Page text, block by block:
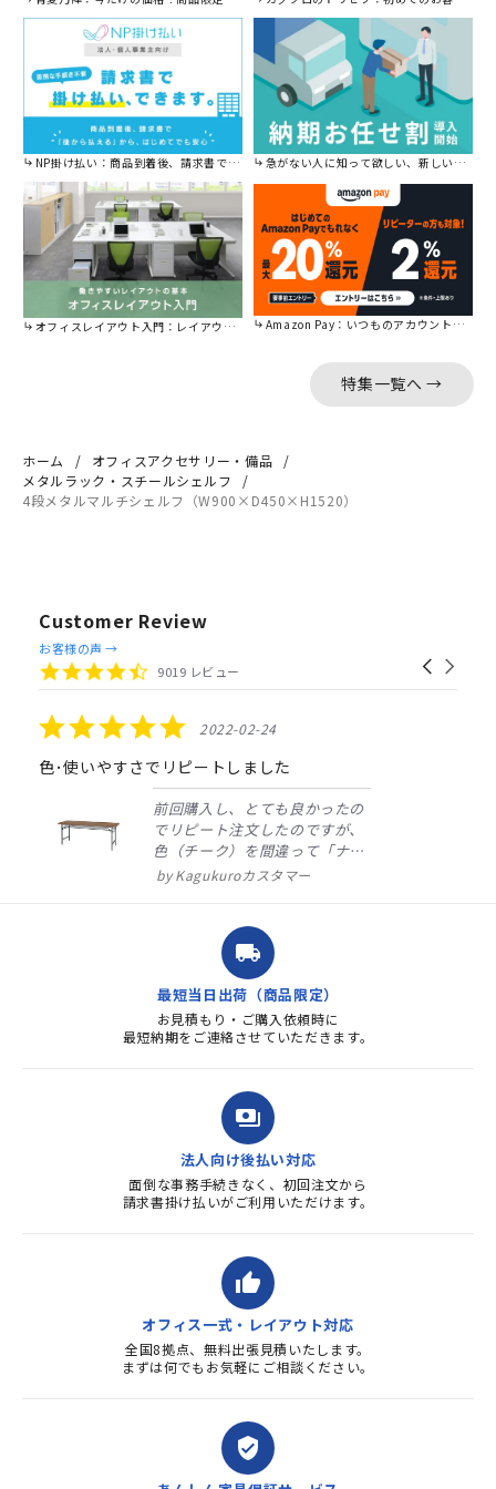
NP掛け払い：商品到着後、請求書で後から払えます。 急がない人に知って欲しい、新しい割引を始めました。
オフィスレイアウト入門：レイアウトの基本をご紹介。 Amazon Pay：いつものアカウントで簡単に決済可能。
特集一覧へ →
ホーム
オフィスアクセサリー・備品
メタルラック・スチールシェルフ
4段メタルマルチシェルフ（W900×D450×H1520）
Customer Review
Reviews
carousel
Carousel
4.4
star
9019 レビュー
お客様の声 →
5.0
star
rating
2022-02-24
色･使いやすさでリピートしました
前回購入し、とても良かったの
でリピート注文したのですが、
色（チーク）を間違って「ナチ
ュラル」としてしまいました。
ました。商品到着も早く、品
質・使いやすさで満足していま
す。また、リピートするときは
よろしくお...
Kagukuroカスタマー
local_shipping
最短当日出荷（商品限定）
お見積もり・ご購入依頼時に
最短納期をご連絡させていただきます。
payments
法人向け後払い対応
面倒な事務手続きなく、初回注文から
請求書掛け払いがご利用いただけます。
thumb_up
オフィス一式・レイアウト対応
全国8拠点、無料出張見積いたします。
まずは何でもお気軽にご相談ください。
verified_user